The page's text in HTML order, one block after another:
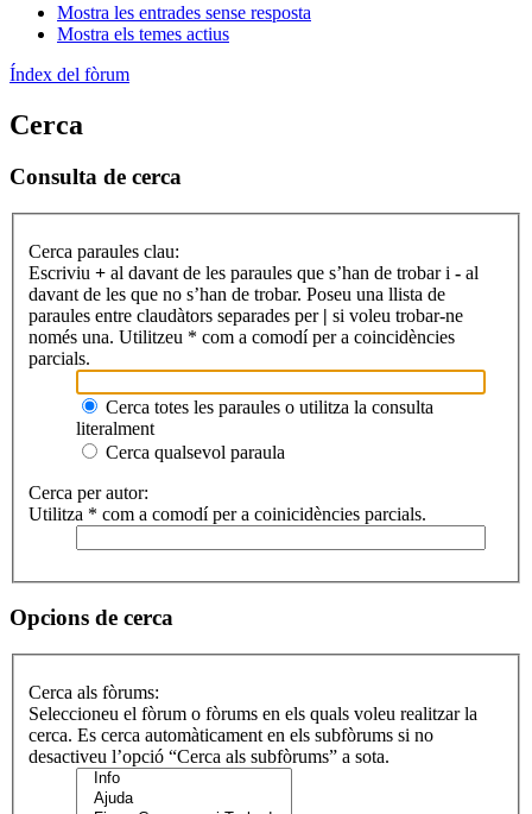
Mostra les entrades sense resposta
Mostra els temes actius
Índex del fòrum
Cerca
Consulta de cerca
Cerca paraules clau:
Escriviu + al davant de les paraules que s’han de trobar i - al
davant de les que no s’han de trobar. Poseu una llista de
paraules entre claudàtors separades per | si voleu trobar-ne
només una. Utilitzeu * com a comodí per a coincidències
parcials.
Cerca totes les paraules o utilitza la consulta
literalment
Cerca qualsevol paraula
Cerca per autor:
Utilitza * com a comodí per a coinicidències parcials.
Opcions de cerca
Cerca als fòrums:
Seleccioneu el fòrum o fòrums en els quals voleu realitzar la
cerca. Es cerca automàticament en els subfòrums si no
desactiveu l’opció “Cerca als subfòrums” a sota.